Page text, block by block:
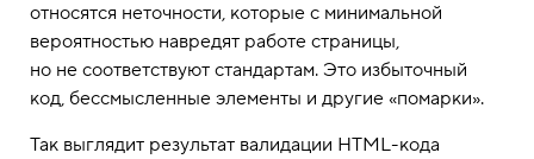
относятся неточности, которые с минимальной
вероятностью навредят работе страницы,
но не соответствуют стандартам. Это избыточный
код, бессмысленные элементы и другие «помарки».
Так выглядит результат валидации HTML-кода